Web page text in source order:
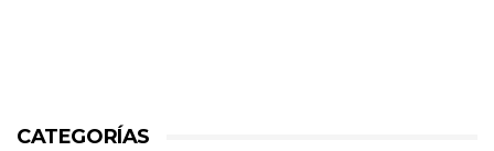
CATEGORÍAS